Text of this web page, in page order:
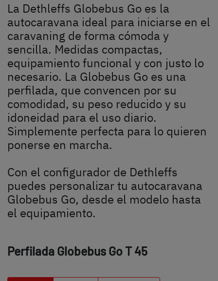
La Dethleffs Globebus Go es la
autocaravana ideal para iniciarse en el
caravaning de forma cómoda y
sencilla. Medidas compactas,
equipamiento funcional y con justo lo
necesario. La Globebus Go es una
perfilada, que convencen por su
comodidad, su peso reducido y su
idoneidad para el uso diario.
Simplemente perfecta para lo quieren
ponerse en marcha.
Con el configurador de Dethleffs
puedes personalizar tu autocaravana
Globebus Go, desde el modelo hasta
el equipamiento.
Perfilada Globebus Go T 45
Búsqueda de concesionarios Dethleffs
Encuentra tu concesionario Dethleffs más cercano